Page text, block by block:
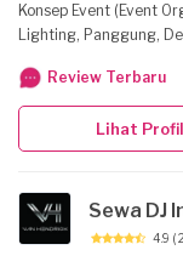
Konsep Event (Event
Lighting, Panggung,
pelayanan terbaik &
Product, Company/
Workshop/Seminar,
Review Terbaru
Lihat Profil
Sewa DJ
4.9 (